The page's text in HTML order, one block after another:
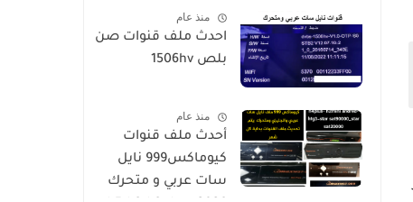
Mini-Qmax H2 Mini 2
USB-SALIK H3 Mini-
منذ عام
احدث ملف قنوات صن
بلص 1506hv
منذ عام
أحدث ملف قنوات
كيوماكس999 نايل
سات عربي و متحرك